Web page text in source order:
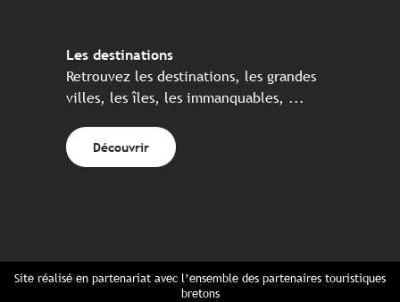
Les destinations
Retrouvez les destinations, les grandes
villes, les îles, les immanquables, ...
Découvrir
Site réalisé en partenariat avec l’ensemble des partenaires touristiques
bretons